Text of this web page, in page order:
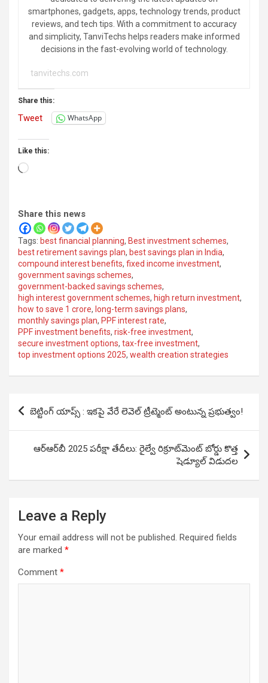
smartphones, gadgets, apps, technology trends, product
reviews, and tech tips. With a commitment to accuracy
and simplicity, TanviTechs helps readers make informed
decisions in the fast-evolving world of technology.
tanvitechs.com
Share this:
Tweet WhatsApp
Like this:
Loading…
Share this news
Tags: best financial planning, Best investment schemes,
best retirement savings plan, best savings plan in India,
compound interest benefits, fixed income investment,
government savings schemes,
government-backed savings schemes,
high interest government schemes, high return investment,
how to save 1 crore, long-term savings plans,
monthly savings plan, PPF interest rate,
PPF investment benefits, risk-free investment,
secure investment options, tax-free investment,
top investment options 2025, wealth creation strategies
Post
navigation
బెట్టింగ్ యాప్స్ : ఇకపై వేరే లెవెల్ ట్రీట్మెంట్ అంటున్న ప్రభుత్వం!
ఆర్‌ఆర్‌బీ 2025 పరీక్షా తేదీలు: రైల్వే రిక్రూట్‌మెంట్‌ బోర్డు కొత్త
షెడ్యూల్ విడుదల
Leave a Reply
Your email address will not be published. Required fields
are marked *
Comment *